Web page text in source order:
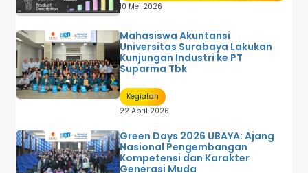
10 Mei 2026
Mahasiswa Akuntansi
Universitas Surabaya Lakukan
Kunjungan Industri ke PT
Suparma Tbk
Kegiatan
22 April 2026
Green Days 2026 UBAYA: Ajang
Nasional Pengembangan
Kompetensi dan Karakter
Generasi Muda